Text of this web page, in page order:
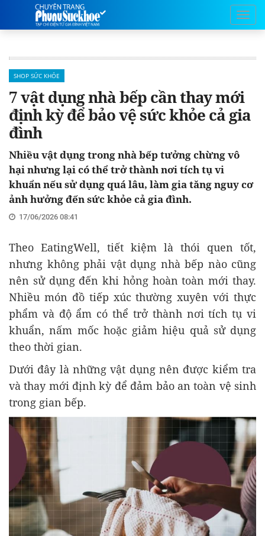
SHOP SỨC KHỎE
7 vật dụng nhà bếp cần thay mới
định kỳ để bảo vệ sức khỏe cả gia
đình
Nhiều vật dụng trong nhà bếp tưởng chừng vô
hại nhưng lại có thể trở thành nơi tích tụ vi
khuẩn nếu sử dụng quá lâu, làm gia tăng nguy cơ
ảnh hưởng đến sức khỏe cả gia đình.
17/06/2026 08:41
Theo EatingWell, tiết kiệm là thói quen tốt,
nhưng không phải vật dụng nhà bếp nào cũng
nên sử dụng đến khi hỏng hoàn toàn mới thay.
Nhiều món đồ tiếp xúc thường xuyên với thực
phẩm và độ ẩm có thể trở thành nơi tích tụ vi
khuẩn, nấm mốc hoặc giảm hiệu quả sử dụng
theo thời gian.
Dưới đây là những vật dụng nên được kiểm tra
và thay mới định kỳ để đảm bảo an toàn vệ sinh
trong gian bếp.